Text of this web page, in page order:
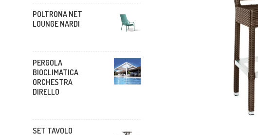
POLTRONA NET
LOUNGE NARDI
PERGOLA
BIOCLIMATICA
ORCHESTRA
DIRELLO
SET TAVOLO